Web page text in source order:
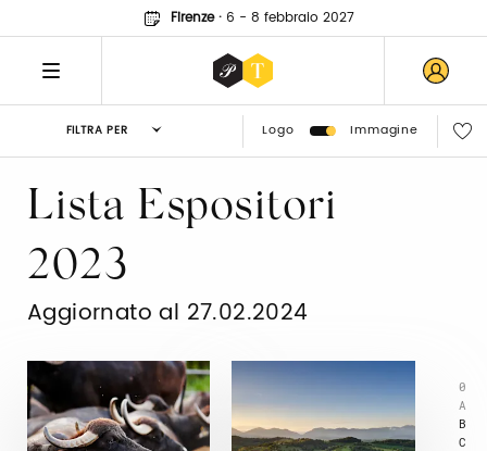
Firenze· 6 - 8 febbraio 2027
FILTRA PER Logo Immagine
0
A
B
C
Lista Espositori
2023
Aggiornato al 27.02.2024